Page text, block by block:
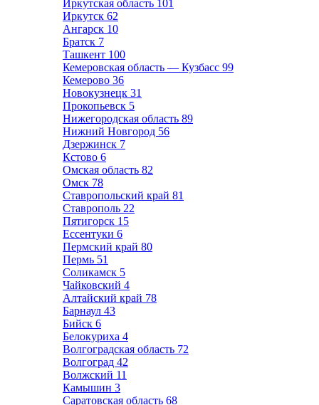
Иркутская область 101
Иркутск 62
Ангарск 10
Братск 7
Ташкент 100
Кемеровская область — Кузбасс 99
Кемерово 36
Новокузнецк 31
Прокопьевск 5
Нижегородская область 89
Нижний Новгород 56
Дзержинск 7
Кстово 6
Омская область 82
Омск 78
Ставропольский край 81
Ставрополь 22
Пятигорск 15
Ессентуки 6
Пермский край 80
Пермь 51
Соликамск 5
Чайковский 4
Алтайский край 78
Барнаул 43
Бийск 6
Белокуриха 4
Волгоградская область 72
Волгоград 42
Волжский 11
Камышин 3
Саратовская область 68